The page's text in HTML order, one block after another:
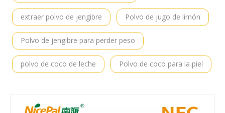
extraer polvo de jengibre Polvo de jugo de limón
Polvo de jengibre para perder peso
polvo de coco de leche Polvo de coco para la piel